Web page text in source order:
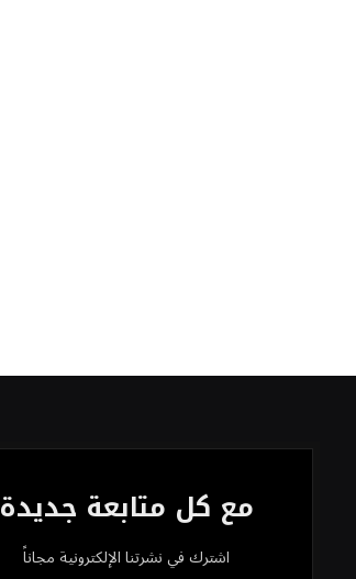
مع كل متابعة جديدة
اشترك في نشرتنا الإلكترونية مجاناً